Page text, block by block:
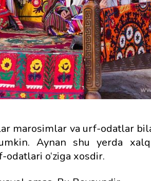
marosimlar va urf-odatlar
Aynan shu yerda
o‘ziga xosdir.